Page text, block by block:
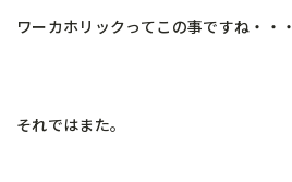
ワーカホリックってこの事ですね・・・
それではまた。